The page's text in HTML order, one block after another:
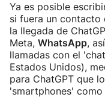
Ya es posible
si fuera un contacto
la llegada de
Meta, WhatsApp,
llamadas con el
Estados Unidos),
para ChatGPT que
'smartphones'